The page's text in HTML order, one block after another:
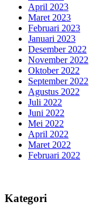
April 2023
Maret 2023
Februari 2023
Januari 2023
Desember 2022
November 2022
Oktober 2022
September 2022
Agustus 2022
Juli 2022
Juni 2022
Mei 2022
April 2022
Maret 2022
Februari 2022
Kategori